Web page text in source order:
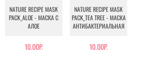
NATURE RECIPE MASK
PACK_ALOE - МАСКА С
АЛОЕ
10.00Р.
NATURE RECIPE MASK
PACK_TEA TREE - МАСКА
АНТИБАКТЕРИАЛЬНАЯ
10.00Р.